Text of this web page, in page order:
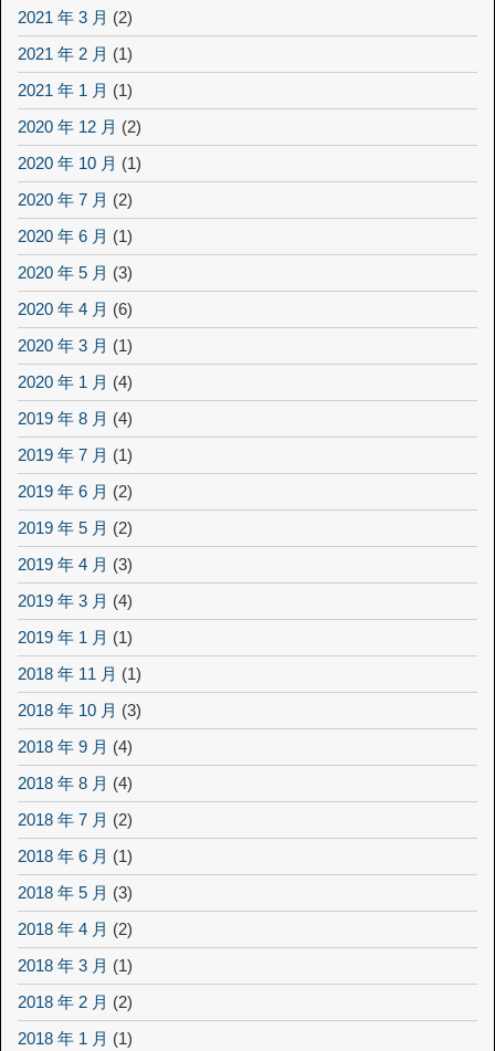
2021 年 3 月 (2)
2021 年 2 月 (1)
2021 年 1 月 (1)
2020 年 12 月 (2)
2020 年 10 月 (1)
2020 年 7 月 (2)
2020 年 6 月 (1)
2020 年 5 月 (3)
2020 年 4 月 (6)
2020 年 3 月 (1)
2020 年 1 月 (4)
2019 年 8 月 (4)
2019 年 7 月 (1)
2019 年 6 月 (2)
2019 年 5 月 (2)
2019 年 4 月 (3)
2019 年 3 月 (4)
2019 年 1 月 (1)
2018 年 11 月 (1)
2018 年 10 月 (3)
2018 年 9 月 (4)
2018 年 8 月 (4)
2018 年 7 月 (2)
2018 年 6 月 (1)
2018 年 5 月 (3)
2018 年 4 月 (2)
2018 年 3 月 (1)
2018 年 2 月 (2)
2018 年 1 月 (1)